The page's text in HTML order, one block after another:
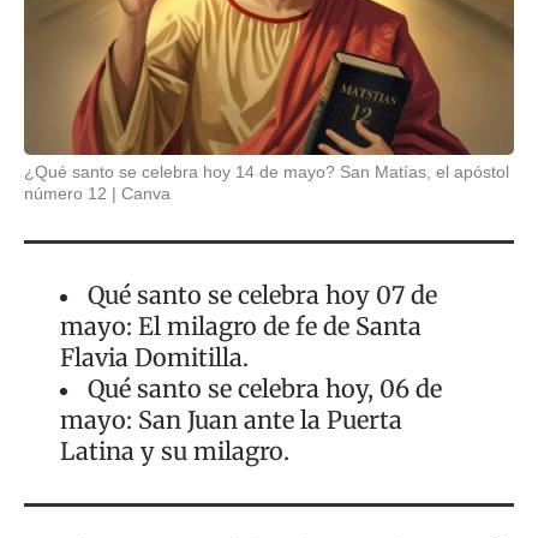
¿Qué santo se celebra hoy 14 de mayo? San Matías, el apóstol
número 12
Canva
Qué santo se celebra hoy 07 de
mayo: El milagro de fe de Santa
Flavia Domitilla.
Qué santo se celebra hoy, 06 de
mayo: San Juan ante la Puerta
Latina y su milagro.